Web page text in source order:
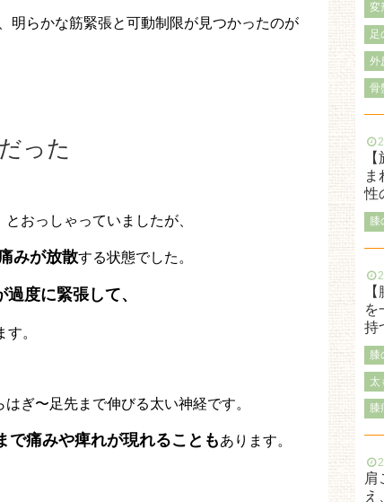
明らかな筋緊張と可動制限が見つかったのが
った
おっしゃっていましたが、
みが放散する状態でした。
度に緊張して、
。
ぎ〜足先まで伸びる太い神経です。
で痛みや痺れが現れることもあります。
変
足
外
骨
ま
性
膝
を
持
膝
太
膝
肩
え